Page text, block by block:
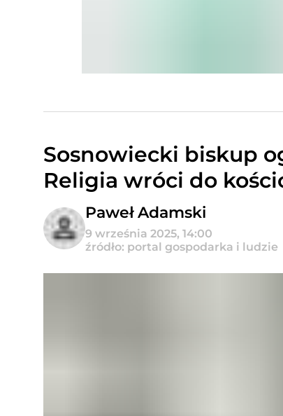
Sosnowiecki biskup
Religia wróci do
Paweł Adamski
9 września 2025, 14:00
źródło: portal gospodarka i ludzie